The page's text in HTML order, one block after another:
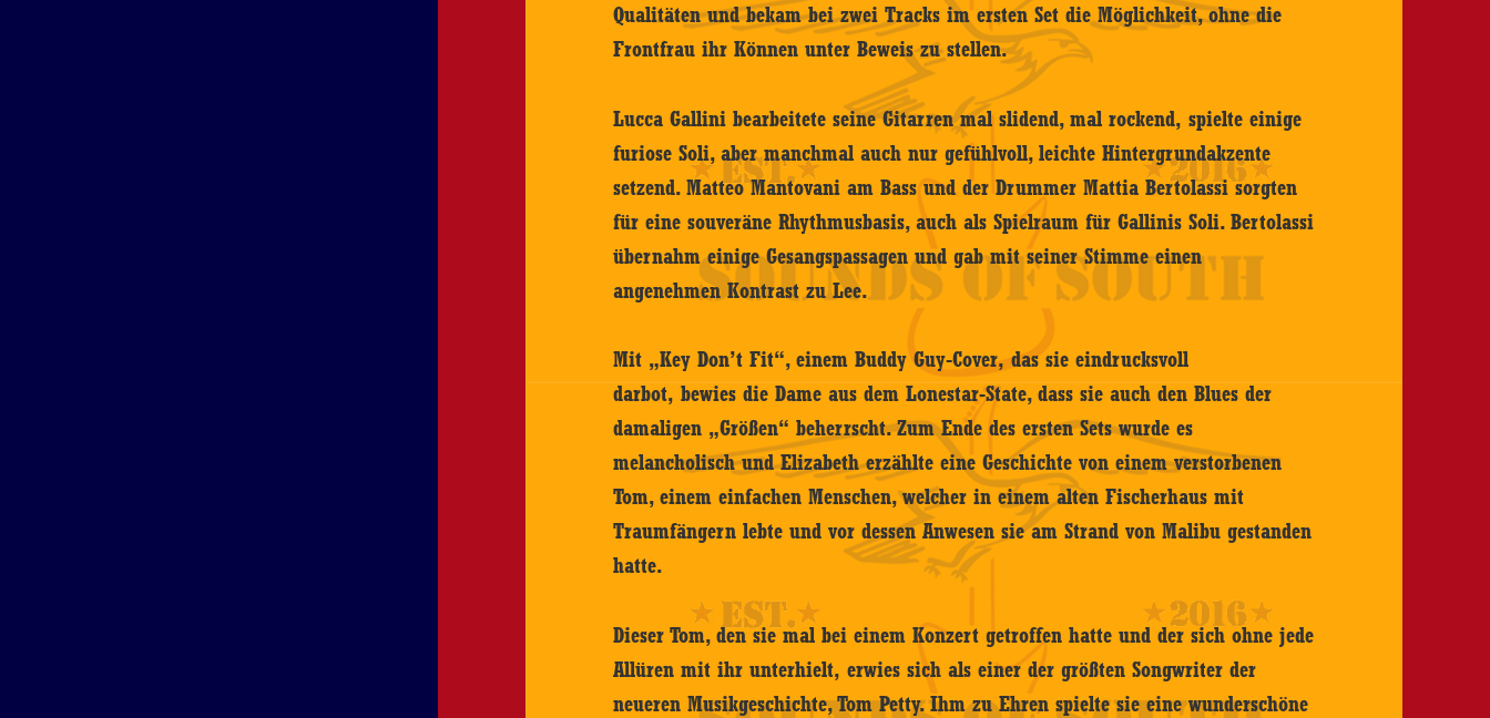
Qualitäten und bekam bei zwei Tracks im ersten Set die Möglichkeit, ohne die
Frontfrau ihr Können unter Beweis zu stellen.
Lucca Gallini bearbeitete seine Gitarren mal slidend, mal rockend, spielte einige
furiose Soli, aber manchmal auch nur gefühlvoll, leichte Hintergrundakzente
setzend. Matteo Mantovani am Bass und der Drummer Mattia Bertolassi sorgten
für eine souveräne Rhythmusbasis, auch als Spielraum für Gallinis Soli. Bertolassi
übernahm einige Gesangspassagen und gab mit seiner Stimme einen
angenehmen Kontrast zu Lee.
Mit „Key Don’t Fit“, einem Buddy Guy-Cover, das sie eindrucksvoll
darbot, bewies die Dame aus dem Lonestar-State, dass sie auch den Blues der
damaligen „Größen“ beherrscht. Zum Ende des ersten Sets wurde es
melancholisch und Elizabeth erzählte eine Geschichte von einem verstorbenen
Tom, einem einfachen Menschen, welcher in einem alten Fischerhaus mit
Traumfängern lebte und vor dessen Anwesen sie am Strand von Malibu gestanden
hatte.
Dieser Tom, den sie mal bei einem Konzert getroffen hatte und der sich ohne jede
Allüren mit ihr unterhielt, erwies sich als einer der größten Songwriter der
neueren Musikgeschichte, Tom Petty. Ihm zu Ehren spielte sie eine wunderschöne